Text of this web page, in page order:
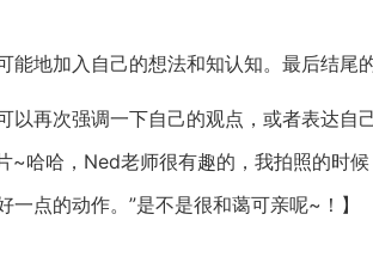
地加入自己的想法和知认知。最后结尾
以再次强调一下自己的观点，或者表达自
~哈哈，Ned老师很有趣的，我拍照的时
点的动作。”是不是很和蔼可亲呢~！】